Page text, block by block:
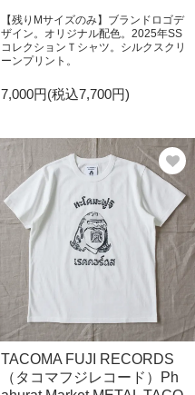
【残りMサイズのみ】ブランドロゴデ
ザイン。オリジナル配色。2025年SS
コレクションＴシャツ。シルクスクリ
ーンプリント。
7,000円(税込7,700円)
TACOMA FUJI RECORDS
（タコマフジレコード）Ph